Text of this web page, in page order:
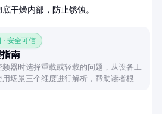
干燥内部，防止锈蚀。
· 安全可信
南
器时选择重载或轻载的问题，从设备工
场景三个维度进行解析，帮助读者根据